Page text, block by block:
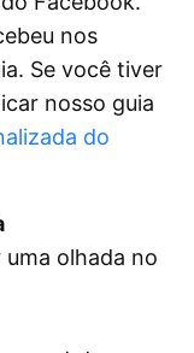
nos
Se você tiver
nosso guia
do
uma olhada no